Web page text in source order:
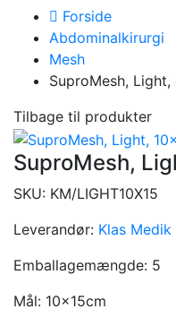
Forside
Abdominalkirurgi
Mesh
SuproMesh, Light,
Tilbage til produkter
SuproMesh,
SKU: KM/LIGHT10X15
Leverandør: Klas Medik
Emballagemængde: 5
Mål: 10x15cm